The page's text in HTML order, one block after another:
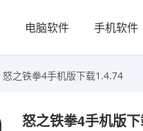
电脑软件 手机软件
怒之铁拳4手机版下载1.4.74
怒之铁拳4手机版